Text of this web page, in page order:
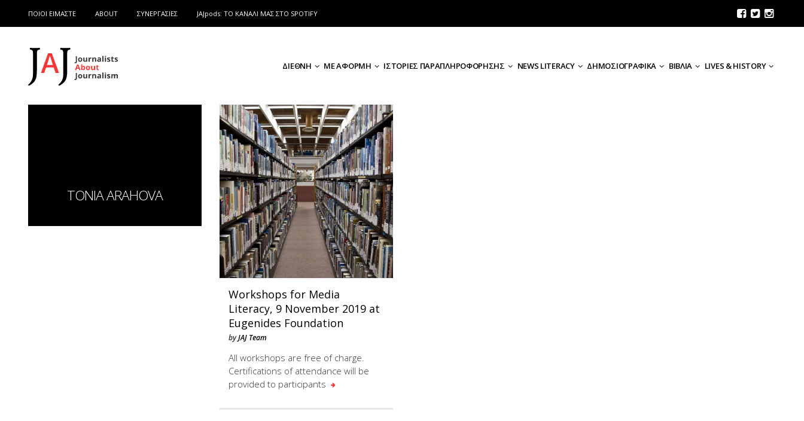
ΠΟΙΟΙ ΕΙΜΑΣΤΕ ABOUT ΣΥΝΕΡΓΑΣΙΕΣ JAJpods: TO ΚΑΝΑΛΙ ΜΑΣ ΣΤΟ SPOTIFY
ΔΙΕΘΝΗ ΜΕ ΑΦΟΡΜΗ ΙΣΤΟΡΙΕΣ ΠΑΡΑΠΛΗΡΟΦΟΡΗΣΗΣ NEWS LITERACY ΔΗΜΟΣΙΟΓΡΑΦΙΚΑ ΒΙΒΛΙΑ LIVES & HISTORY
TONIA ARAHOVA
Workshops for Media
Literacy, 9 November 2019 at
Eugenides Foundation
byJAJ Team
All workshops are free of charge.
Certifications of attendance will be
provided to participants